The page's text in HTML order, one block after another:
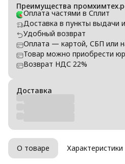
Преимущества
Оплата частями в Сплит
Доставка в пункты выдачи
Удобный возврат
Оплата — картой, СБП или
Товар можно приобрести
Возврат НДС 22%
Доставка
О товаре Характеристики